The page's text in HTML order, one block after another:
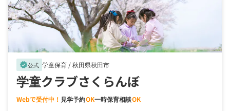
verified公式 学童保育 /秋田県秋田市
学童クラブさくらんぼ
Webで受付中！ 見学予約OK一時保育相談OK